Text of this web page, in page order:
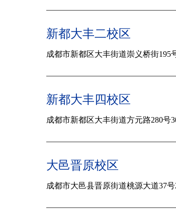
新都大丰二校区
成都市新都区大丰街道崇义桥街195
新都大丰四校区
成都市新都区大丰街道方元路280号
大邑晋原校区
成都市大邑县晋原街道桃源大道37